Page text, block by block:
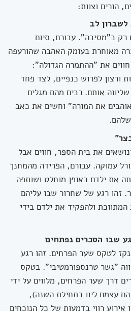
הורים וצוות:
לשברון לב
רק ב"מסיבה". עבורם, סיום
מאוחרת בעומק האהבה שהורעפה
את "ההתמרה הגדולה":
ורצון לפרוש כנפיים, לצד פחד
אותם. רבים מהם מגלים
את המורה" וחשים את כאב
את בית הספר, חווים אבל
עמוקה. עבורם, הפרידה מהמחנך
את ילדם באופן מוחלט ושותפה
זהו רגע של שחרור שבו עליהם
ולהפקיד את ילדם בידי
שבו הסכרים נפתחים
לטקס שער הפרחים. זהו רגע
"גשר טרנספורמטיבי". בטקס
דרך שער הפרחים, מלווים על ידי
עצמם ליוו בתחילת השנה),
רווי בדמעות של כל הנוכחים